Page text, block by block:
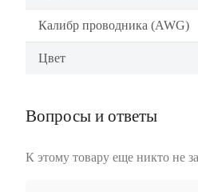
Калибр проводника (AWG)
Цвет
Вопросы и ответы
К этому товару еще никто не